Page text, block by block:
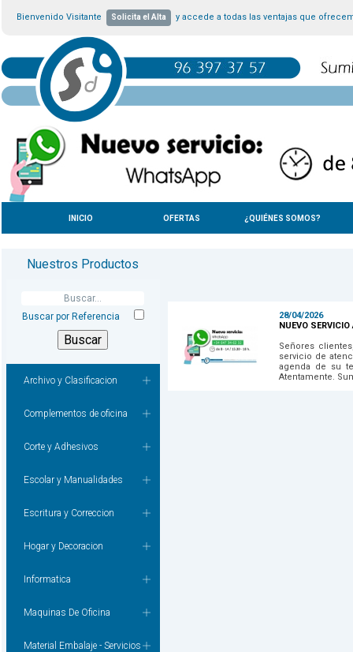
Bienvenido Visitante Solicita el Alta y accede a todas las ventajas que
INICIO OFERTAS ¿QUIÉNES SOMOS?
Nuestros Productos
Buscar por Referencia
Archivo y Clasificacion
Complementos de oficina
Corte y Adhesivos
Escolar y Manualidades
Escritura y Correccion
Hogar y Decoracion
Informatica
Maquinas De Oficina
Material Embalaje - Servicios
28/04/2026
NUEVO
Señores
servicio de
agenda de su
Atentamente.